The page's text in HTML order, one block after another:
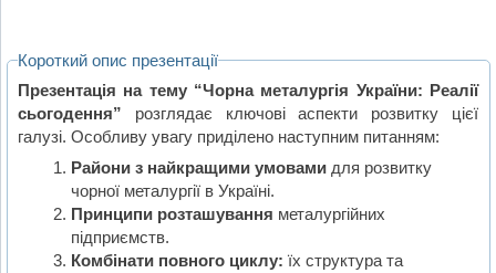
Короткий опис презентації
Презентація на тему “Чорна металургія України: Реалії
сьогодення” розглядає ключові аспекти розвитку цієї
галузі. Особливу увагу приділено наступним питанням:
Райони з найкращими умовамидля розвитку
чорної металургії в Україні.
Принципи розташування металургійних
підприємств.
Комбінати повного циклу: їх структура та